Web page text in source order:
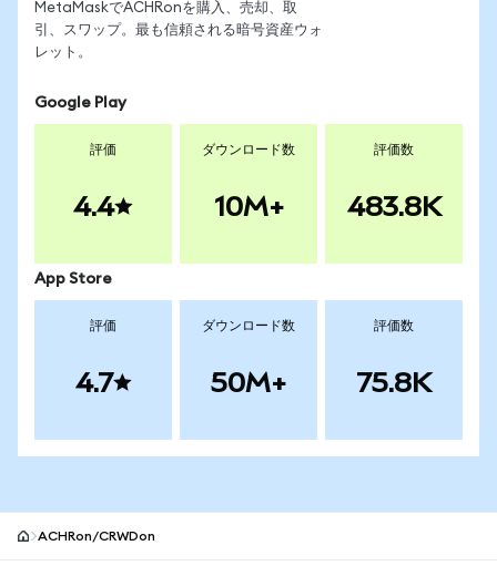
MetaMaskでACHRonを購入、売却、取
引、スワップ。最も信頼される暗号資産ウォ
レット。
Google Play
評価
4.4
ダウンロード数
10M+
評価数
483.8K
App Store
評価
4.7
ダウンロード数
50M+
評価数
75.8K
ACHRon/CRWDon